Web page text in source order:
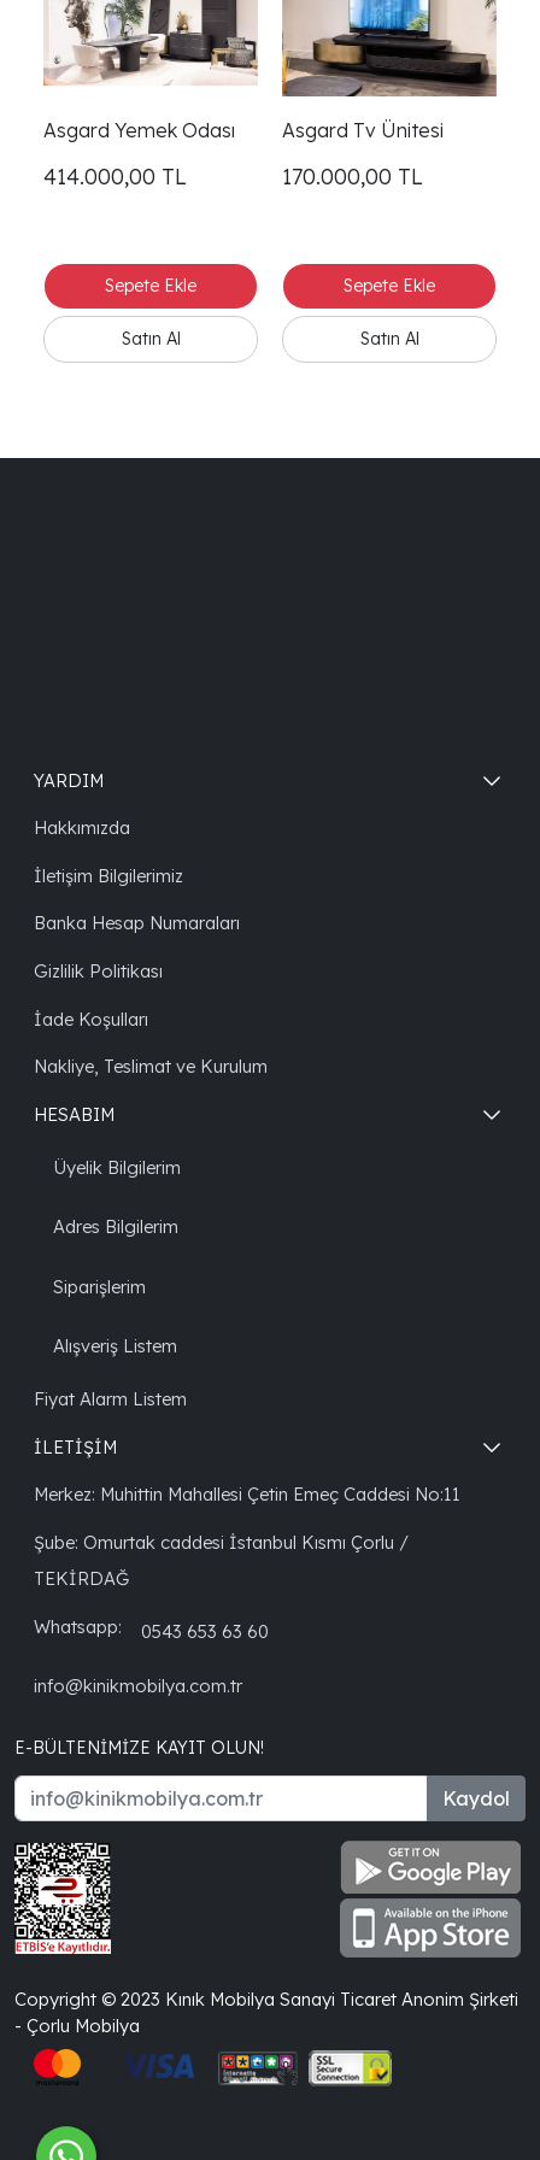
Asgard Yemek Odası
414.000,00 TL
Asgard Tv Ünitesi
170.000,00 TL
YARDIM
Hakkımızda
İletişim Bilgilerimiz
Banka Hesap Numaraları
Gizlilik Politikası
İade Koşulları
Nakliye, Teslimat ve Kurulum
HESABIM
Üyelik Bilgilerim
Adres Bilgilerim
Siparişlerim
Alışveriş Listem
Fiyat Alarm Listem
İLETİŞİM
Merkez: Muhittin Mahallesi Çetin Emeç Caddesi No:11
Şube: Omurtak caddesi İstanbul Kısmı Çorlu /
TEKİRDAĞ
Whatsapp: 0543 653 63 60
info@kinikmobilya.com.tr
E-BÜLTENIMIZE KAYIT OLUN!
Kaydol
Copyright © 2023 Kınık Mobilya Sanayi Ticaret Anonim Şirketi
- Çorlu Mobilya